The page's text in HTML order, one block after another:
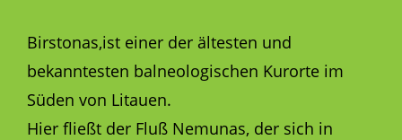
Birstonas,ist einer der ältesten und
bekanntesten balneologischen Kurorte im
Süden von Litauen.
Hier fließt der Fluß Nemunas, der sich in